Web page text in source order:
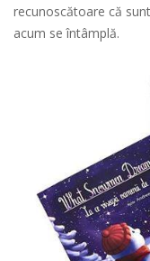
recunoscătoare că
acum se întâmplă.